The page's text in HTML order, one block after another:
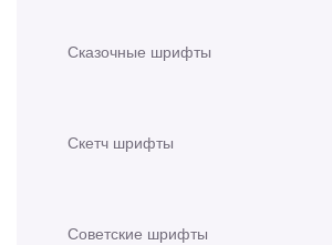
Сказочные шрифты
Скетч шрифты
Советские шрифты